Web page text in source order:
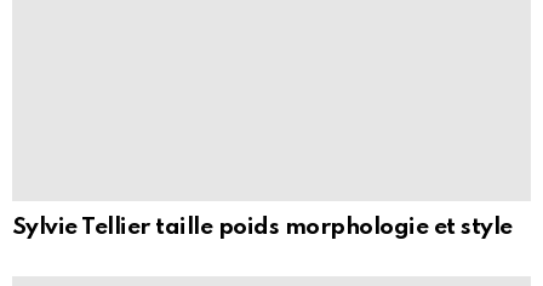
Sylvie Tellier taille poids morphologie et style